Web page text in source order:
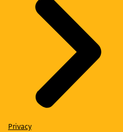
Privacy